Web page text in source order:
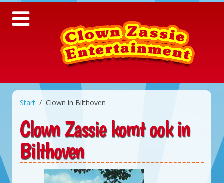
Start Clown in Bilthoven
Clown Zassie komt ook in
Bilthoven